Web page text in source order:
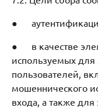
●
● в качестве
используемых для
пользователей,
мошеннического
входа, а также